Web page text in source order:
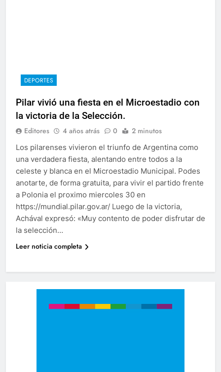
DEPORTES
Pilar vivió una fiesta en el Microestadio con
la victoria de la Selección.
Editores 4 años atrás 0 2 minutos
Los pilarenses vivieron el triunfo de Argentina como
una verdadera fiesta, alentando entre todos a la
celeste y blanca en el Microestadio Municipal. Podes
anotarte, de forma gratuita, para vivir el partido frente
a Polonia el proximo miercoles 30 en
https://mundial.pilar.gov.ar/ Luego de la victoria,
Achával expresó: «Muy contento de poder disfrutar de
la selección…
Leer noticia completa